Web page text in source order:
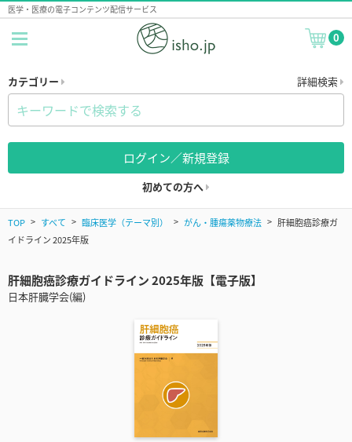
医学・医療の電子コンテンツ配信サービス
0
カテゴリー 詳細検索
ログイン／新規登録
初めての方へ
TOP すべて 臨床医学（テーマ別） がん・腫瘍薬物療法
肝細胞癌診療ガ
イドライン 2025年版
肝細胞癌診療ガイドライン 2025年版【電子版】
日本肝臓学会(編)